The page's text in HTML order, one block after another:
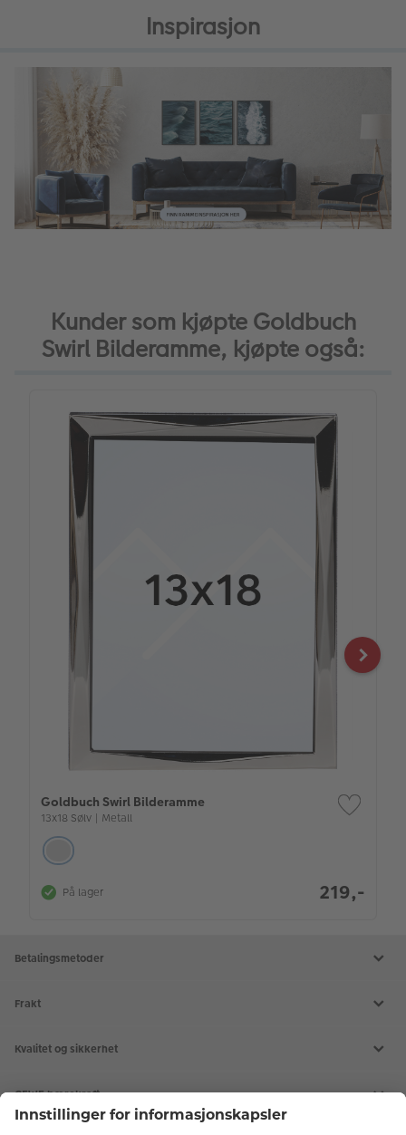
Inspirasjon
Kunder som kjøpte Goldbuch
Swirl Bilderamme, kjøpte også:
Goldbuch Swirl Bilderamme
13x18 Sølv | Metall
På lager 219,-
Betalingsmetoder
Frakt
Kvalitet og sikkerhet
CEWE bærekraft